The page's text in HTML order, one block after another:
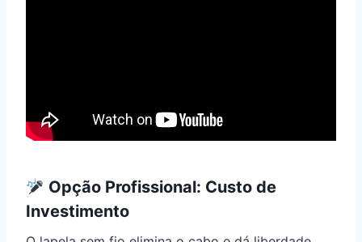
Opção Profissional: Custo de
Investimento